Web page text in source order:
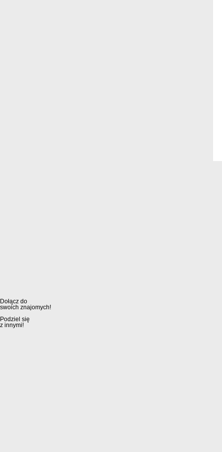
Dołącz do
swoich znajomych!
Podziel się
z innymi!